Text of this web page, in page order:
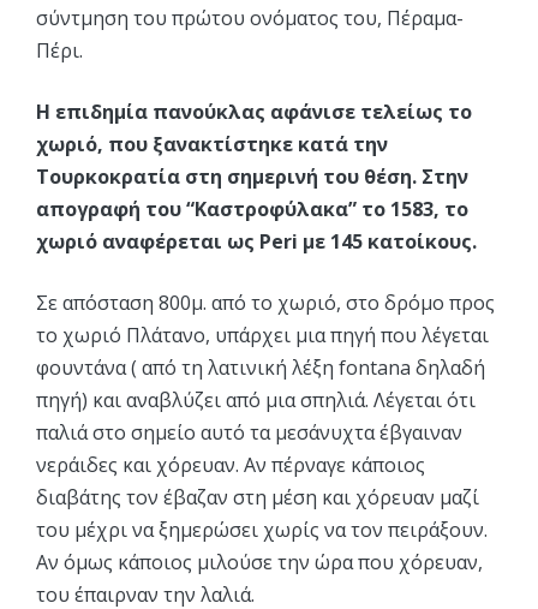
σύντμηση του πρώτου ονόματος του, Πέραμα-
Πέρι.
Η επιδημία πανούκλας αφάνισε τελείως το
χωριό, που ξανακτίστηκε κατά την
Τουρκοκρατία στη σημερινή του θέση. Στην
απογραφή του “Καστροφύλακα” το 1583, το
χωριό αναφέρεται ως Peri με 145 κατοίκους.
Σε απόσταση 800μ. από το χωριό, στο δρόμο προς
το χωριό Πλάτανο, υπάρχει μια πηγή που λέγεται
φουντάνα ( από τη λατινική λέξη fontana δηλαδή
πηγή) και αναβλύζει από μια σπηλιά. Λέγεται ότι
παλιά στο σημείο αυτό τα μεσάνυχτα έβγαιναν
νεράιδες και χόρευαν. Αν πέρναγε κάποιος
διαβάτης τον έβαζαν στη μέση και χόρευαν μαζί
του μέχρι να ξημερώσει χωρίς να τον πειράξουν.
Αν όμως κάποιος μιλούσε την ώρα που χόρευαν,
του έπαιρναν την λαλιά.